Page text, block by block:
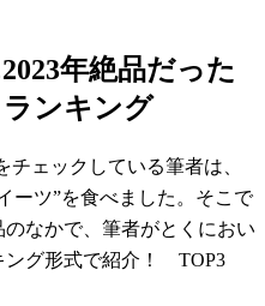
年絶品だった
ランキング
ェックしている筆者は、
ーツ”を食べました。そこで
なかで、筆者がとくにおい
ング形式で紹介！ TOP3